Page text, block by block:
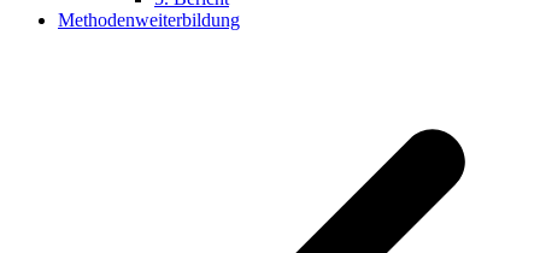
Methodenweiterbildung